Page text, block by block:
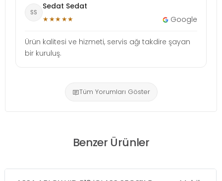
SS
Sedat Sedat
★★★★★ Google
Ürün kalitesi ve hizmeti, servis ağı takdire şayan
bir kuruluş.
Tüm Yorumları Göster
Benzer Ürünler